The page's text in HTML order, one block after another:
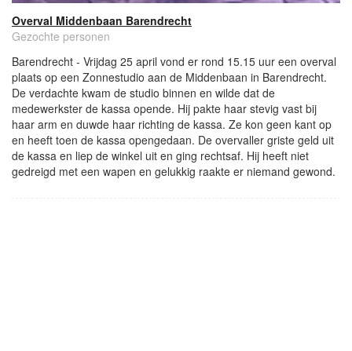
Overval Middenbaan Barendrecht
Gezochte personen
Barendrecht - Vrijdag 25 april vond er rond 15.15 uur een overval
plaats op een Zonnestudio aan de Middenbaan in Barendrecht.
De verdachte kwam de studio binnen en wilde dat de
medewerkster de kassa opende. Hij pakte haar stevig vast bij
haar arm en duwde haar richting de kassa. Ze kon geen kant op
en heeft toen de kassa opengedaan. De overvaller griste geld uit
de kassa en liep de winkel uit en ging rechtsaf. Hij heeft niet
gedreigd met een wapen en gelukkig raakte er niemand gewond.